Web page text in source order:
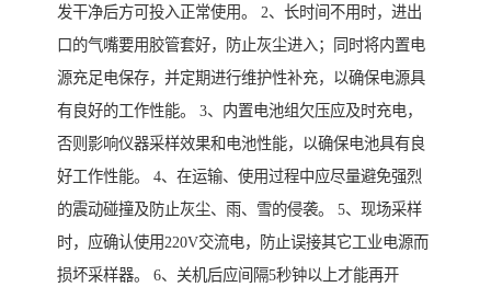
发干净后方可投入正常使用。 2、长时间不用时，进出
口的气嘴要用胶管套好，防止灰尘进入；同时将内置电
源充足电保存，并定期进行维护性补充，以确保电源具
有良好的工作性能。 3、内置电池组欠压应及时充电，
否则影响仪器采样效果和电池性能，以确保电池具有良
好工作性能。 4、在运输、使用过程中应尽量避免强烈
的震动碰撞及防止灰尘、雨、雪的侵袭。 5、现场采样
时，应确认使用220V交流电，防止误接其它工业电源而
损坏采样器。 6、关机后应间隔5秒钟以上才能再开